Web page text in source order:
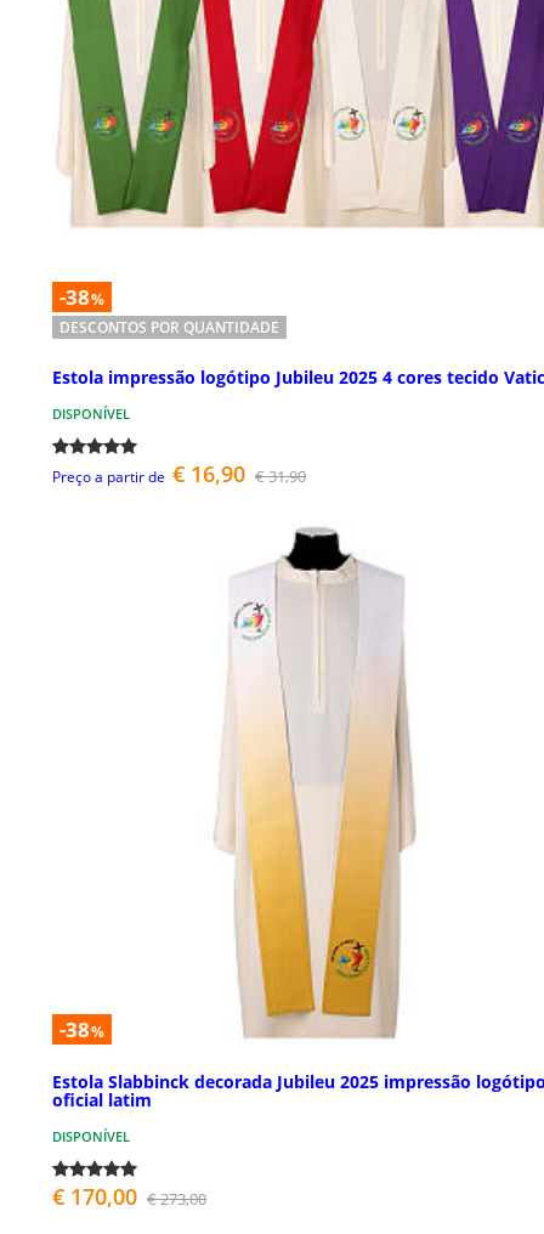
-38%
DESCONTOS POR QUANTIDADE
Estola impressão logótipo Jubileu 2025 4 cores tecido
DISPONÍVEL
Preço a partir de € 16,90 € 31,90
-38%
Estola Slabbinck decorada Jubileu 2025 impressão
oficial latim
DISPONÍVEL
€ 170,00 € 273,00